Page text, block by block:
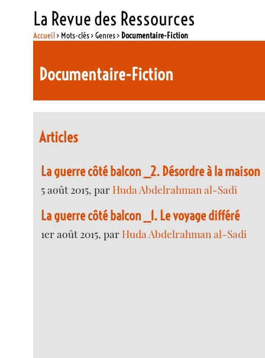
La Revue des Ressources
Accueil> Mots-clés > Genres > Documentaire-Fiction
Documentaire-Fiction
Articles
La guerre côté balcon _2. Désordre à la maison
5 août 2015, parHuda Abdelrahman al-Sadi
La guerre côté balcon _1. Le voyage différé
1er août 2015, parHuda Abdelrahman al-Sadi